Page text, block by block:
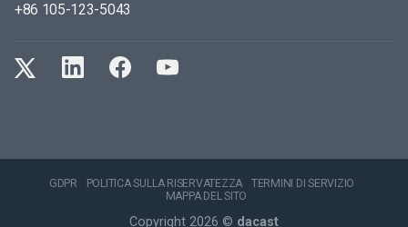
+86 105-123-5043
GDPR POLITICA SULLA RISERVATEZZA
TERMINI DI SERVIZIO
MAPPA DEL SITO
Copyright 2026 © dacast